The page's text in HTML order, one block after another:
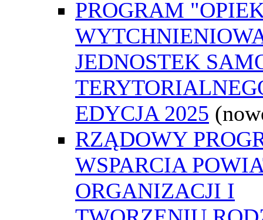
PROGRAM
JEDNOSTEK
EDYCJA 2025
RZĄDOWY
WSPARCIA
ORGANIZACJI I